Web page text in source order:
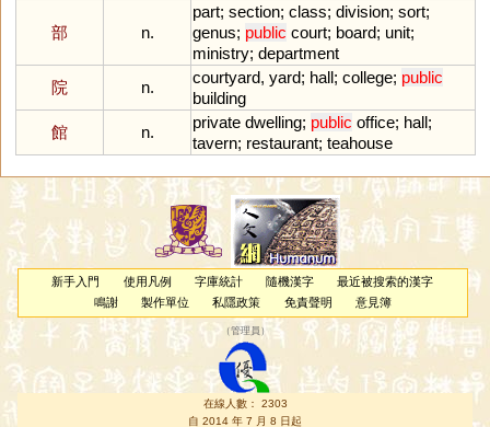
部 n.
part; section; class; division; sort;
genus; public court; board; unit;
ministry; department
院
n.
courtyard, yard; hall; college; public
building
館
n.
private dwelling; public office; hall;
tavern; restaurant; teahouse
新手入門 使用凡例 字庫統計 隨機漢字
最近被搜索的漢字
鳴謝
製作單位 私隱政策 免責聲明 意見簿
（管理員 ）
在線人數： 2303
自 2014 年 7 月 8 日起